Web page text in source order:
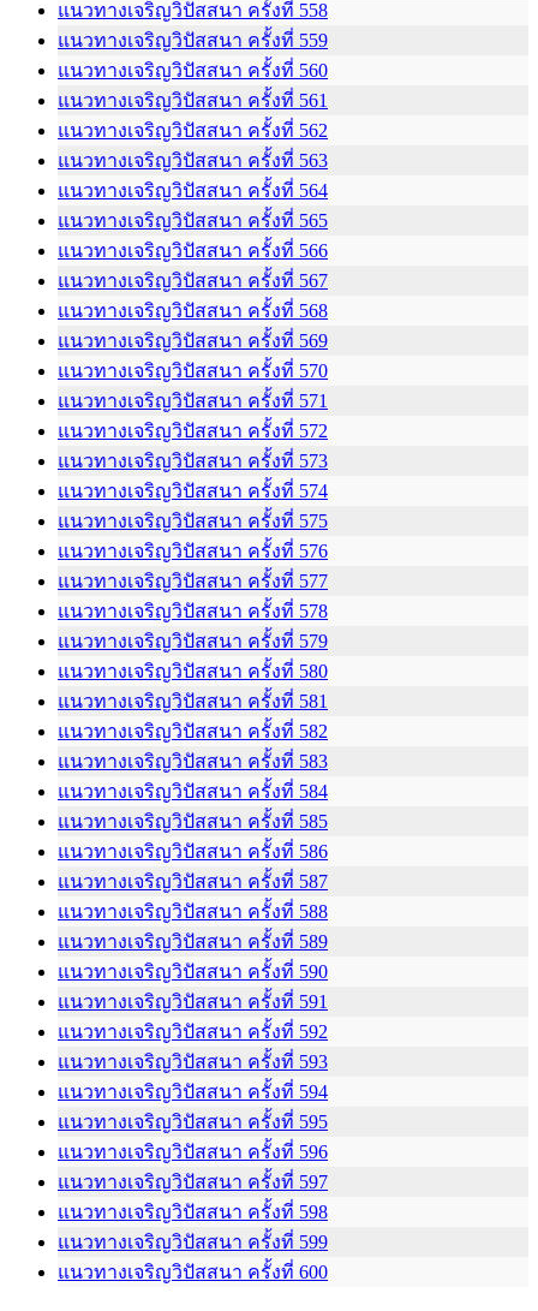
แนวทางเจริญวิปัสสนา ครั้งที่ 558
แนวทางเจริญวิปัสสนา ครั้งที่ 559
แนวทางเจริญวิปัสสนา ครั้งที่ 560
แนวทางเจริญวิปัสสนา ครั้งที่ 561
แนวทางเจริญวิปัสสนา ครั้งที่ 562
แนวทางเจริญวิปัสสนา ครั้งที่ 563
แนวทางเจริญวิปัสสนา ครั้งที่ 564
แนวทางเจริญวิปัสสนา ครั้งที่ 565
แนวทางเจริญวิปัสสนา ครั้งที่ 566
แนวทางเจริญวิปัสสนา ครั้งที่ 567
แนวทางเจริญวิปัสสนา ครั้งที่ 568
แนวทางเจริญวิปัสสนา ครั้งที่ 569
แนวทางเจริญวิปัสสนา ครั้งที่ 570
แนวทางเจริญวิปัสสนา ครั้งที่ 571
แนวทางเจริญวิปัสสนา ครั้งที่ 572
แนวทางเจริญวิปัสสนา ครั้งที่ 573
แนวทางเจริญวิปัสสนา ครั้งที่ 574
แนวทางเจริญวิปัสสนา ครั้งที่ 575
แนวทางเจริญวิปัสสนา ครั้งที่ 576
แนวทางเจริญวิปัสสนา ครั้งที่ 577
แนวทางเจริญวิปัสสนา ครั้งที่ 578
แนวทางเจริญวิปัสสนา ครั้งที่ 579
แนวทางเจริญวิปัสสนา ครั้งที่ 580
แนวทางเจริญวิปัสสนา ครั้งที่ 581
แนวทางเจริญวิปัสสนา ครั้งที่ 582
แนวทางเจริญวิปัสสนา ครั้งที่ 583
แนวทางเจริญวิปัสสนา ครั้งที่ 584
แนวทางเจริญวิปัสสนา ครั้งที่ 585
แนวทางเจริญวิปัสสนา ครั้งที่ 586
แนวทางเจริญวิปัสสนา ครั้งที่ 587
แนวทางเจริญวิปัสสนา ครั้งที่ 588
แนวทางเจริญวิปัสสนา ครั้งที่ 589
แนวทางเจริญวิปัสสนา ครั้งที่ 590
แนวทางเจริญวิปัสสนา ครั้งที่ 591
แนวทางเจริญวิปัสสนา ครั้งที่ 592
แนวทางเจริญวิปัสสนา ครั้งที่ 593
แนวทางเจริญวิปัสสนา ครั้งที่ 594
แนวทางเจริญวิปัสสนา ครั้งที่ 595
แนวทางเจริญวิปัสสนา ครั้งที่ 596
แนวทางเจริญวิปัสสนา ครั้งที่ 597
แนวทางเจริญวิปัสสนา ครั้งที่ 598
แนวทางเจริญวิปัสสนา ครั้งที่ 599
แนวทางเจริญวิปัสสนา ครั้งที่ 600